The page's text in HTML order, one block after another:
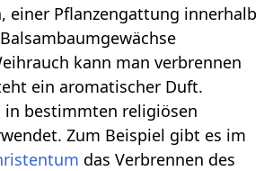
einer Pflanzengattung innerhalb
kann man verbrennen
ein aromatischer Duft.
in bestimmten religiösen
Zum Beispiel gibt es im
das Verbrennen des